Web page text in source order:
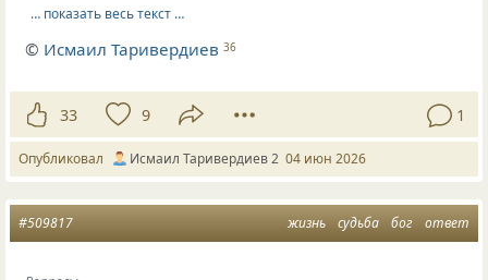
… показать весь текст …
© Исмаил Таривердиев 36
33 9 1
Опубликовал Исмаил Таривердиев 2 04 июн 2026
жизнь судьба бог ответ
#509817